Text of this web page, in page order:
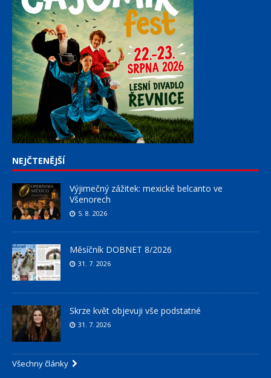
NEJČTENĚJŠÍ
Výjimečný zážitek: mexické belcanto ve
Všenorech
5. 8. 2026
Měsíčník DOBNET 8/2026
31. 7. 2026
Skrze květ objevuji vše podstatné
31. 7. 2026
Všechny články